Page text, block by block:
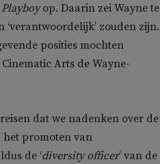
Playboyop. Daarin zei Wayne te
‘verantwoordelijk’ zouden zijn.
posities mochten
Arts de Wayne-
dat we nadenken over de
promoten van
de ‘diversity officer’ van de